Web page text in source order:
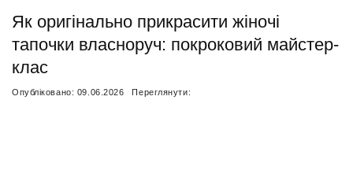
Як оригінально прикрасити жіночі
тапочки власноруч: покроковий майстер-
клас
Опубліковано: 09.06.2026 Переглянути: